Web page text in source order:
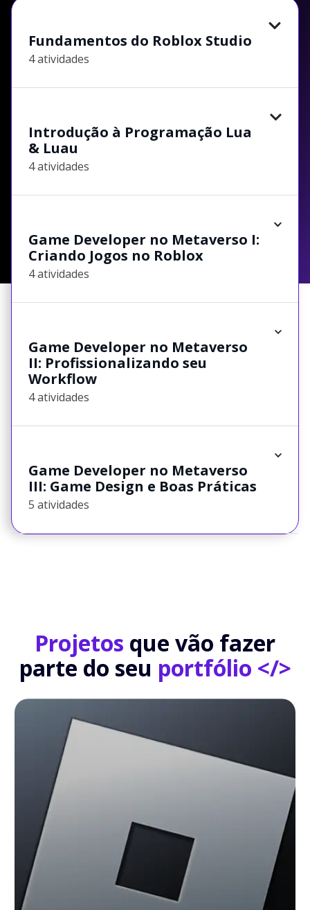
Fundamentos do Roblox Studio
4 atividades
Introdução à Programação Lua
& Luau
4 atividades
Game Developer no Metaverso I:
Criando Jogos no Roblox
4 atividades
Game Developer no Metaverso
II: Profissionalizando seu
Workflow
4 atividades
Game Developer no Metaverso
III: Game Design e Boas Práticas
5 atividades
Projetos que vão fazer
parte do seu portfólio </>